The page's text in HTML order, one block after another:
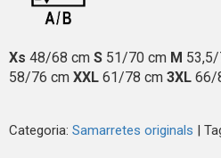
Xs 48/68 cm S 51/70 cm M
58/76 cm XXL 61/78 cm 3XL 66/
Categoria: Samarretes originals |